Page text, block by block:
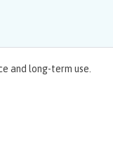
and long-term use.